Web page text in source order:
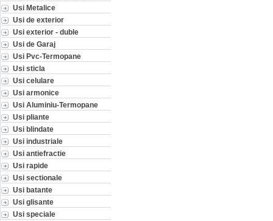
Usi Metalice
Usi de exterior
Usi exterior - duble
Usi de Garaj
Usi Pvc-Termopane
Usi sticla
Usi celulare
Usi armonice
Usi Aluminiu-Termopane
Usi pliante
Usi blindate
Usi industriale
Usi antiefractie
Usi rapide
Usi sectionale
Usi batante
Usi glisante
Usi speciale